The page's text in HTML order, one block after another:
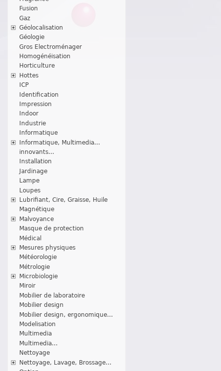
Fusion
Gaz
Géolocalisation
Géologie
Gros Electroménager
Homogénéisation
Horticulture
Hottes
ICP
Identification
Impression
Indoor
Industrie
Informatique
Informatique, Multimedia...
innovants...
Installation
Jardinage
Lampe
Loupes
Lubrifiant, Cire, Graisse, Huile
Magnétique
Malvoyance
Masque de protection
Médical
Mesures physiques
Météorologie
Métrologie
Microbiologie
Miroir
Mobilier de laboratoire
Mobilier design
Mobilier design, ergonomique...
Modelisation
Multimedia
Multimedia...
Nettoyage
Nettoyage, Lavage, Brossage...